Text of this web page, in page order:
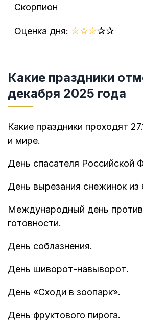
Скорпион
Оценка дня: ✮✮✮✰✰
Какие праздники
декабря 2025 года
Какие праздники проходят
и мире.
День спасателя Российской
День вырезания снежинок из
Международный день
готовности.
День соблазнения.
День шиворот-навыворот.
День «Сходи в зоопарк».
День фруктового пирога.